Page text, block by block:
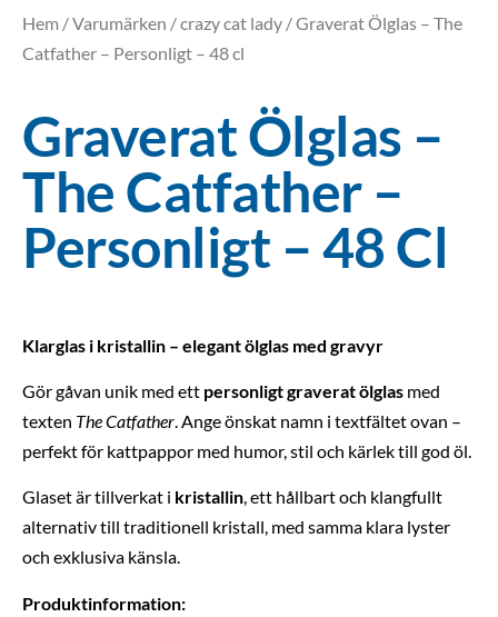
Hem /Varumärken /crazy cat lady / Graverat Ölglas – The
Catfather – Personligt – 48 cl
Graverat Ölglas –
The Catfather –
Personligt – 48 Cl
Klarglas i kristallin – elegant ölglas med gravyr
Gör gåvan unik med ett personligt graverat ölglas med
texten The Catfather. Ange önskat namn i textfältet ovan –
perfekt för kattpappor med humor, stil och kärlek till god öl.
Glaset är tillverkat i kristallin, ett hållbart och klangfullt
alternativ till traditionell kristall, med samma klara lyster
och exklusiva känsla.
Produktinformation: